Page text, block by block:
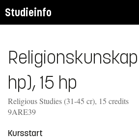
Studieinfo
hp), 15 hp
Religious Studies (31-45 cr), 15 credits
9ARE39
Kursstart